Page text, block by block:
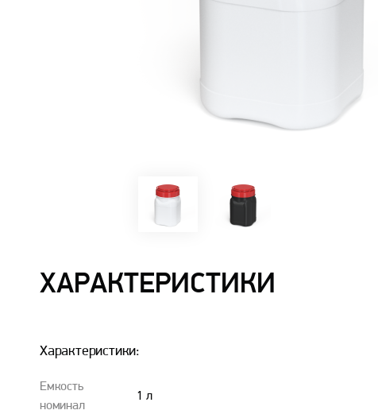
ХАРАКТЕРИСТИКИ
Характеристики:
Емкость
номинал
1 л